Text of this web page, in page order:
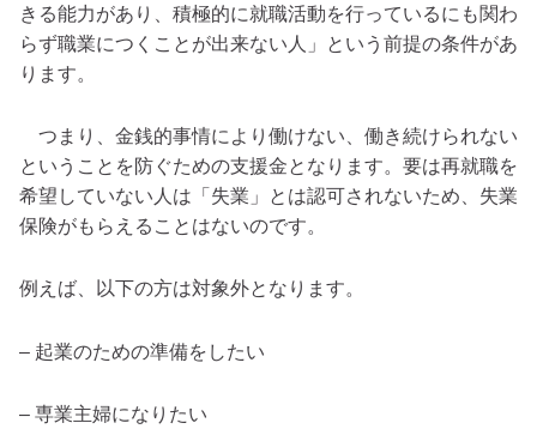
きる能力があり、積極的に就職活動を行っているにも関わ
らず職業につくことが出来ない人」という前提の条件があ
ります。
つまり、金銭的事情により働けない、働き続けられない
ということを防ぐための支援金となります。要は再就職を
希望していない人は「失業」とは認可されないため、失業
保険がもらえることはないのです。
例えば、以下の方は対象外となります。
– 起業のための準備をしたい
– 専業主婦になりたい